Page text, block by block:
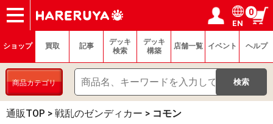
ショップ
買取
記事
デッキ検索
デッキ構築
選手一覧
店舗一覧
イベント
ヘルプ
お問い合わせ ログイン／会員登録
マイページ
EN
0
ショップ 買取 記事
デッキ
検索
デッキ
構築
店舗一覧 イベント ヘルプ
商品カテゴリ
通販TOP > 戦乱のゼンディカー > コモン